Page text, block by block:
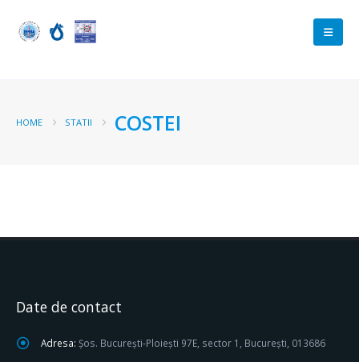
HOME STATII COSTEI
Date de contact
Adresa: Șos. București-Ploiești 97E, sector 1, București, 013686